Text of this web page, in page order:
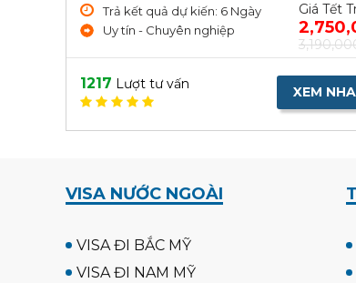
Trả kết quả dự kiến: 6 Ngày
Uy tín - Chuyên nghiệp
Giá Tết
1217 Lượt tư vấn XEM
VISA NƯỚC NGOÀI
VISA ĐI BẮC MỸ
VISA ĐI NAM MỸ